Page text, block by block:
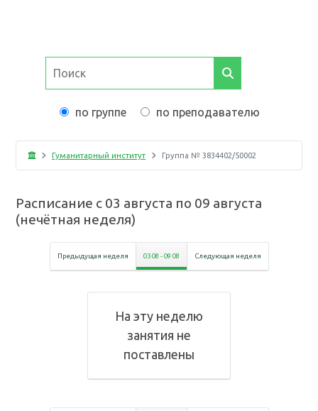
по группе по преподавателю
Гуманитарный институт Группа № 3834402/50002
Расписание с 03 августа по 09 августа
(нечётная неделя)
Предыдущая неделя 03 08 -09 08 Следующая неделя
На эту неделю
занятия не
поставлены